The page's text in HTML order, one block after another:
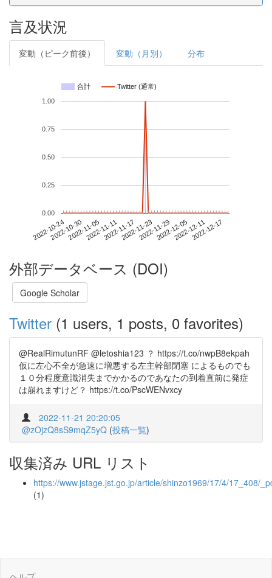
言及状況
変動（ピーク前後） 変動（月別） 分布
合計 Twitter (通常)
2022-10-242022-10-302022-11-052022-11-112022-11-172022-11-232022-11-292022-12-052022-12-112022-12-17
0.00
0.25
0.50
0.75
1.00
外部データベース (DOI)
Google Scholar
Twitter (1 users, 1 posts, 0 favorites)
@RealRimutunRF @letoshia123 ？ https://t.co/nwpB8ekpah
仮に左心不全が急速に増悪する左主幹部閉塞 によるものでも
１０分程度意識消失までかかるのであなたの到着直前に発症
は崩れますけど？ https://t.co/PscWENvxcy
2022-11-21 20:20:05
@zOjzQ8sS9mqZ5yQ (投稿一覧)
収集済み URL リスト
https://www.jstage.jst.go.jp/article/shinzo1969/17/4/17_408/
(1)